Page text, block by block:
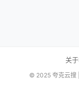
关
© 2025 夸克云搜